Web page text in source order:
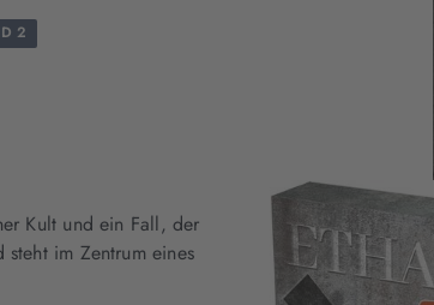
2
Kult und ein Fall, der
im Zentrum eines